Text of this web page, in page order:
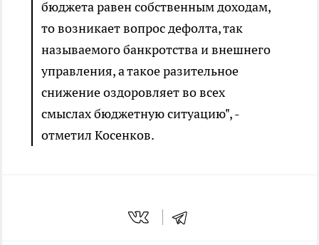
бюджета равен собственным доходам,
то возникает вопрос дефолта, так
называемого банкротства и внешнего
управления, а такое разительное
снижение оздоровляет во всех
смыслах бюджетную ситуацию", -
отметил Косенков.